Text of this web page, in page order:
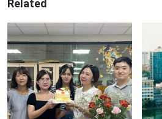
Related